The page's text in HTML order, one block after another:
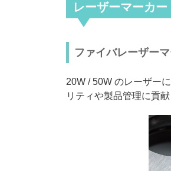
レーザーマーカー
ファイバレーザー
20W / 50W のレーザー
リティや製品管理に貢